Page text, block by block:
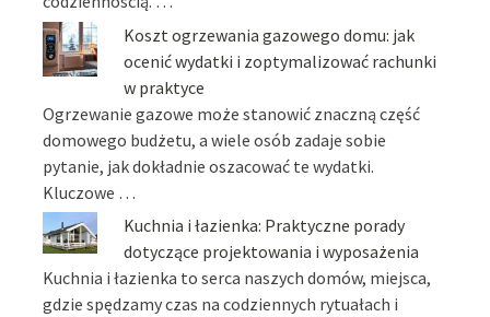
Koszt ogrzewania gazowego domu: jak
ocenić wydatki i zoptymalizować rachunki
w praktyce
Ogrzewanie gazowe może stanowić znaczną część
domowego budżetu, a wiele osób zadaje sobie
pytanie, jak dokładnie oszacować te wydatki.
Kluczowe …
Kuchnia i łazienka: Praktyczne porady
dotyczące projektowania i wyposażenia
Kuchnia i łazienka to serca naszych domów, miejsca,
gdzie spędzamy czas na codziennych rytuałach i